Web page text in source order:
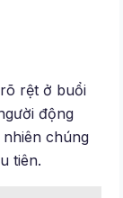
rệt ở buổi
động
chúng
tiên.